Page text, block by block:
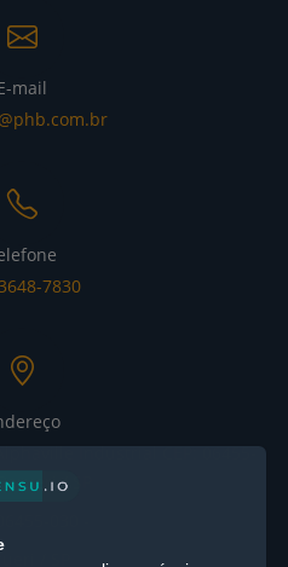
mail
7830
Industrial CEP: 06455-
/ SP
/ SP